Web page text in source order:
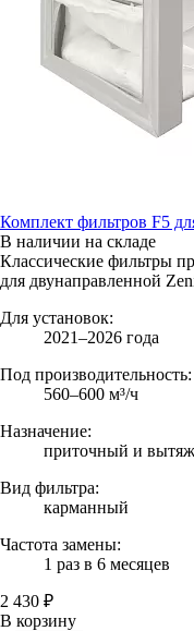
Комплект фильтров F5
В наличии на складе
Классические фильтры
для двунаправленной
Для установок:
2021–2026 года
Под производительность:
560–600 м³/ч
Назначение:
приточный и
Вид фильтра:
карманный
Частота замены:
1 раз в 6 месяцев
2 430 ₽
В корзину